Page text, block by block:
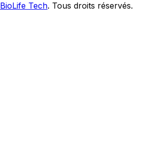
BioLife Tech. Tous droits réservés.